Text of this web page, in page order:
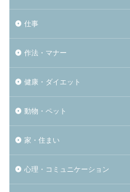
仕事
作法・マナー
健康・ダイエット
動物・ペット
家・住まい
心理・コミュニケーション